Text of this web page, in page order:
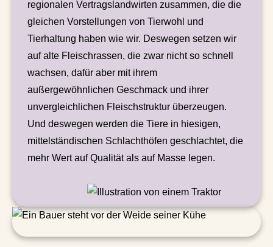
regionalen Vertragslandwirten zusammen, die die
gleichen Vorstellungen von Tierwohl und
Tierhaltung haben wie wir. Deswegen setzen wir
auf alte Fleischrassen, die zwar nicht so schnell
wachsen, dafür aber mit ihrem
außergewöhnlichen Geschmack und ihrer
unvergleichlichen Fleischstruktur überzeugen.
Und deswegen werden die Tiere in hiesigen,
mittelständischen Schlachthöfen geschlachtet, die
mehr Wert auf Qualität als auf Masse legen.